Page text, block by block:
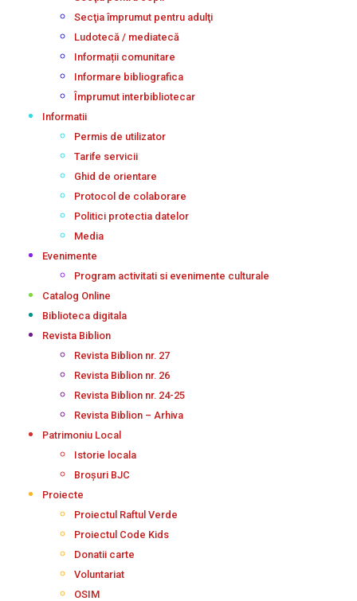
Secţia împrumut pentru adulţi
Ludotecă / mediatecă
Informații comunitare
Informare bibliografica
Împrumut interbibliotecar
Informatii
Permis de utilizator
Tarife servicii
Ghid de orientare
Protocol de colaborare
Politici protectia datelor
Media
Evenimente
Program activitati si evenimente culturale
Catalog Online
Biblioteca digitala
Revista Biblion
Revista Biblion nr. 27
Revista Biblion nr. 26
Revista Biblion nr. 24-25
Revista Biblion – Arhiva
Patrimoniu Local
Istorie locala
Broșuri BJC
Proiecte
Proiectul Raftul Verde
Proiectul Code Kids
Donatii carte
Voluntariat
OSIM